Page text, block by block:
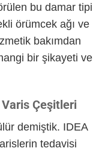
bu damar tipi
örümcek ağı ve
bakımdan
bir şikayeti ve
Çeşitleri
demiştik. IDEA
tedavisi